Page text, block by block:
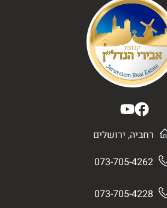
רחביה, ירושלים
073-705-4262
073-705-4228